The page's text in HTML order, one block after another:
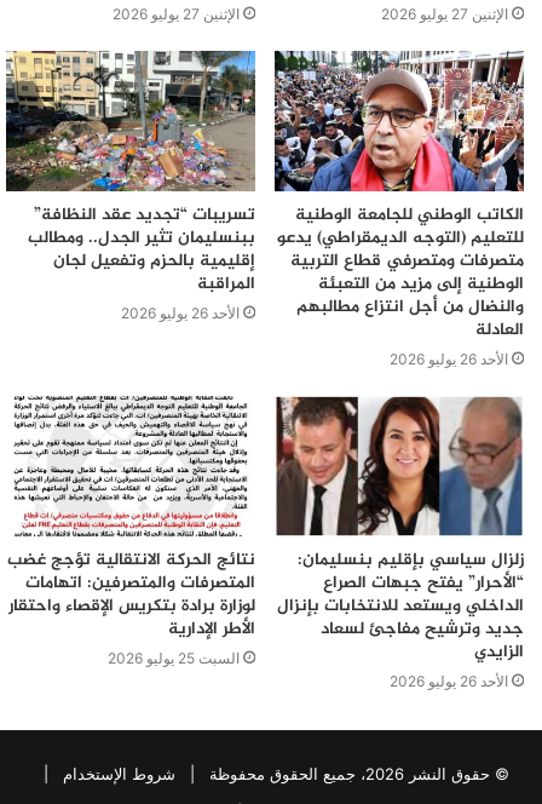
الإثنين 27 يوليو 2026 الإثنين 27 يوليو 2026
الكاتب الوطني للجامعة الوطنية
للتعليم (التوجه الديمقراطي) يدعو
متصرفات ومتصرفي قطاع التربية
الوطنية إلى مزيد من التعبئة
والنضال من أجل انتزاع مطالبهم
العادلة
الأحد 26 يوليو 2026
تسريبات “تجديد عقد النظافة”
ببنسليمان تثير الجدل.. ومطالب
إقليمية بالحزم وتفعيل لجان
المراقبة
الأحد 26 يوليو 2026
زلزال سياسي بإقليم بنسليمان:
“الأحرار” يفتح جبهات الصراع
الداخلي ويستعد للانتخابات بإنزال
جديد وترشيح مفاجئ لسعاد
الزايدي
الأحد 26 يوليو 2026
نتائج الحركة الانتقالية تؤجج غضب
المتصرفات والمتصرفين: اتهامات
لوزارة برادة بتكريس الإقصاء واحتقار
الأطر الإدارية
السبت 25 يوليو 2026
© حقوق النشر 2026، جميع الحقوق محفوظة | شروط الإستخدام